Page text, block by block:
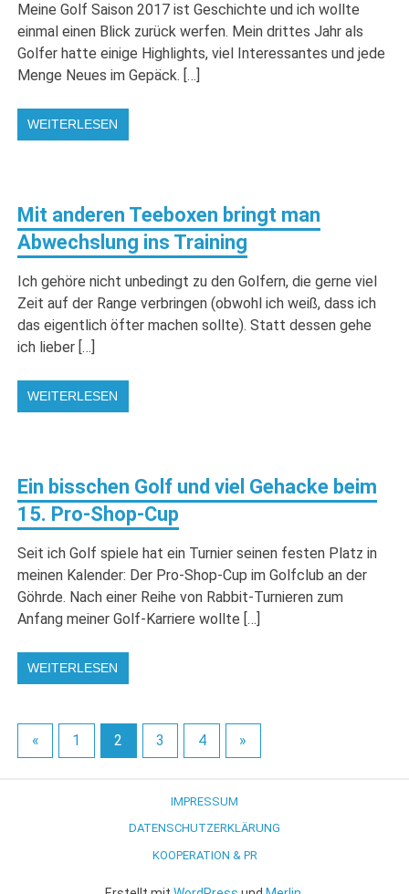
Meine Golf Saison 2017 ist Geschichte und ich wollte
einmal einen Blick zurück werfen. Mein drittes Jahr als
Golfer hatte einige Highlights, viel Interessantes und jede
Menge Neues im Gepäck. […]
WEITERLESEN
Mit anderen Teeboxen bringt man
Abwechslung ins Training
Ich gehöre nicht unbedingt zu den Golfern, die gerne viel
Zeit auf der Range verbringen (obwohl ich weiß, dass ich
das eigentlich öfter machen sollte). Statt dessen gehe
ich lieber […]
WEITERLESEN
Ein bisschen Golf und viel Gehacke beim
15. Pro-Shop-Cup
Seit ich Golf spiele hat ein Turnier seinen festen Platz in
meinen Kalender: Der Pro-Shop-Cup im Golfclub an der
Göhrde. Nach einer Reihe von Rabbit-Turnieren zum
Anfang meiner Golf-Karriere wollte […]
WEITERLESEN
« 1 2 3 4 »
IMPRESSUM
DATENSCHUTZERKLÄRUNG
KOOPERATION & PR